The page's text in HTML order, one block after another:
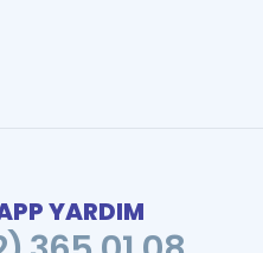
YARDIM